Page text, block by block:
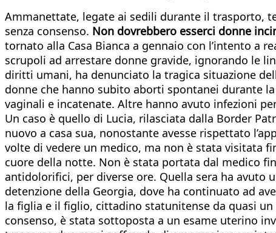
Ammanettate, legate ai sedili durante il trasporto,
senza consenso. Non dovrebbero esserci donne
tornato alla Casa Bianca a gennaio con l’intento a
scrupoli ad arrestare donne gravide, ignorando le
diritti umani, ha denunciato la tragica situazione
donne che hanno subito aborti spontanei durante
vaginali e incatenate. Altre hanno avuto infezioni
Un caso è quello di Lucia, rilasciata dalla Border
nuovo a casa sua, nonostante avesse rispettato
volte di vedere un medico, ma non è stata visitata
cuore della notte. Non è stata portata dal medico
antidolorifici, per diverse ore. Quella sera ha avuto
detenzione della Georgia, dove ha continuato ad
la figlia e il figlio, cittadino statunitense da quasi
consenso, è stata sottoposta a un esame uterino